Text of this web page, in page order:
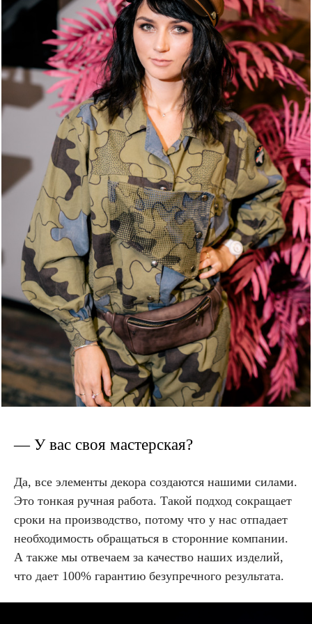
— У вас своя мастерская?
Да, все элементы декора создаются нашими силами.
Это тонкая ручная работа. Такой подход сокращает
сроки на производство, потому что у нас отпадает
необходимость обращаться в сторонние компании.
А также мы отвечаем за качество наших изделий,
что дает 100% гарантию безупречного результата.